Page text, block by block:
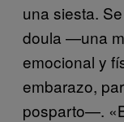
una siesta.
doula —una
emocional y
embarazo,
posparto—.